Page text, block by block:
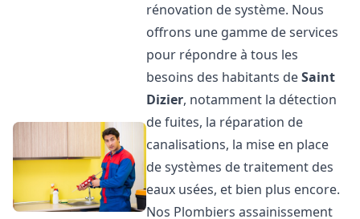
rénovation de système. Nous
offrons une gamme de services
pour répondre à tous les
besoins des habitants deSaint
Dizier, notamment la détection
de fuites, la réparation de
canalisations, la mise en place
de systèmes de traitement des
eaux usées, et bien plus encore.
Nos Plombiers assainissement